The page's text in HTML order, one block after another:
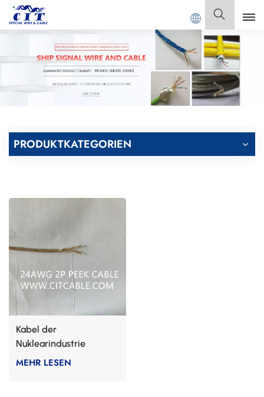
CIT SPECIAL CABLE Co., Ltd. Deutsch
English
Français
Italiano
PRODUKTKATEGORIEN
Kabel der
Nuklearindustrie
MEHR LESEN